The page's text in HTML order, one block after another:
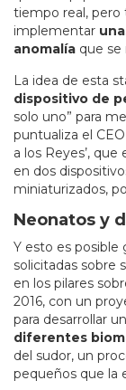
tiempo real, pero
implementar
anomalía que se
La idea de esta
dispositivo de
solo uno” para
puntualiza el
a los Reyes’,
en dos
miniaturizados,
Neonatos y
Y esto es posible
solicitadas sobre
en los pilares
2016, con un
para desarrollar
diferentes
del sudor, un
pequeños que la